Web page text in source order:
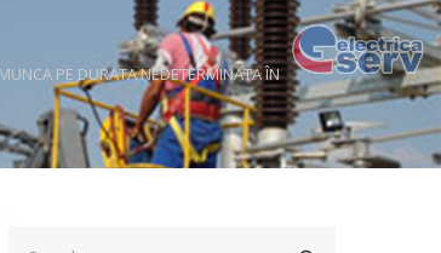
PE DURATA NEDETERMINATA ÎN